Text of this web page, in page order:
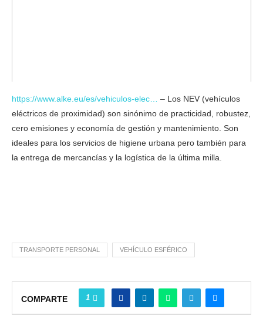
https://www.alke.eu/es/vehiculos-elec…
– Los NEV (vehículos
eléctricos de proximidad) son sinónimo de practicidad, robustez,
cero emisiones y economía de gestión y mantenimiento. Son
ideales para los servicios de higiene urbana pero también para
la entrega de mercancías y la logística de la última milla.
TRANSPORTE PERSONAL VEHÍCULO ESFÉRICO
COMPARTE 1